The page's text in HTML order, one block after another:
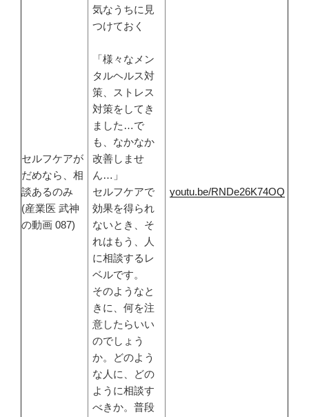
セルフケアが
だめなら、相
談あるのみ
(産業医 武神
の動画 087)
気なうちに見
つけておく
「様々なメン
タルヘルス対
策、ストレス
対策をしてき
ました…で
も、なかなか
改善しませ
ん…」
セルフケアで
効果を得られ
ないとき、そ
れはもう、人
に相談するレ
ベルです。
そのようなと
きに、何を注
意したらいい
のでしょう
か。どのよう
な人に、どの
ように相談す
べきか。普段
youtu.be/RNDe26K74OQ